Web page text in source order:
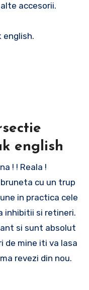
accesorii.
english.
english
! ! Reala !
cu un trup
in practica cele
inhibitii si retineri.
si sunt absolut
de mine iti va lasa
revezi din nou.